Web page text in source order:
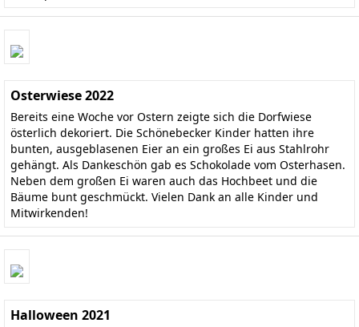
Osterwiese 2022
Bereits eine Woche vor Ostern zeigte sich die Dorfwiese
österlich dekoriert. Die Schönebecker Kinder hatten ihre
bunten, ausgeblasenen Eier an ein großes Ei aus Stahlrohr
gehängt. Als Dankeschön gab es Schokolade vom Osterhasen.
Neben dem großen Ei waren auch das Hochbeet und die
Bäume bunt geschmückt. Vielen Dank an alle Kinder und
Mitwirkenden!
Halloween 2021